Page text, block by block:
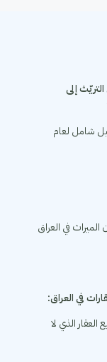
إلى
شامل لعام
في العراق
في العراق:
الذي لا